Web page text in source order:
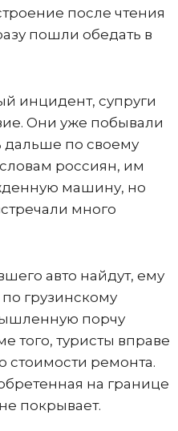
после чтения
пошли обедать в
инцидент, супруги
Они уже побывали
дальше по своему
россиян, им
машину, но
много
авто найдут, ему
по грузинскому
порчу
того, туристы вправе
стоимости ремонта.
на границе
покрывает.